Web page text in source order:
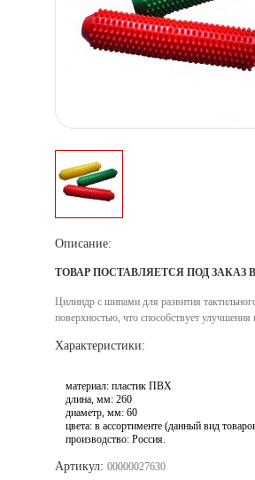
Описание:
ТОВАР ПОСТАВЛЯЕТСЯ ПОД ЗАКАЗ
Цилиндр с шипами для развития
поверхностью, что способствует
Характеристики:
материал: пластик ПВХ
длина, мм: 260
диаметр, мм: 60
цвета: в ассортименте (данный вид
производство: Россия.
Артикул: 00000027630